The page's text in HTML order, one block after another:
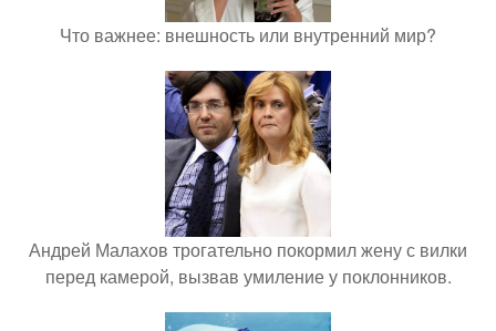
Что важнее: внешность или внутренний мир?
Андрей Малахов трогательно покормил жену с вилки
перед камерой, вызвав умиление у поклонников.